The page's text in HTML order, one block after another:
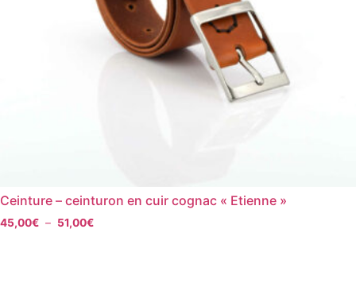
Ceinture – ceinturon en cuir cognac « Etienne »
45,00€ – 51,00€